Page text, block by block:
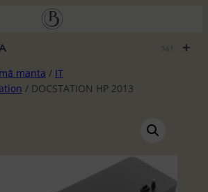
+
manta / IT
/ DOCSTATION HP 2013